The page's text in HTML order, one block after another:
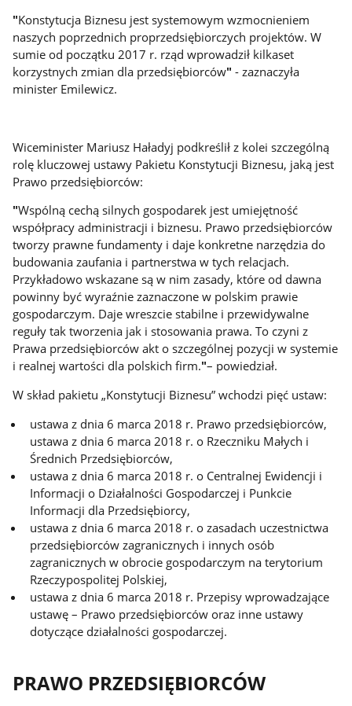
"Konstytucja Biznesu jest systemowym wzmocnieniem
naszych poprzednich proprzedsiębiorczych projektów. W
sumie od początku 2017 r. rząd wprowadził kilkaset
korzystnych zmian dla przedsiębiorców" - zaznaczyła
minister Emilewicz.
Wiceminister Mariusz Haładyj podkreślił z kolei szczególną
rolę kluczowej ustawy Pakietu Konstytucji Biznesu, jaką jest
Prawo przedsiębiorców:
"Wspólną cechą silnych gospodarek jest umiejętność
współpracy administracji i biznesu. Prawo przedsiębiorców
tworzy prawne fundamenty i daje konkretne narzędzia do
budowania zaufania i partnerstwa w tych relacjach.
Przykładowo wskazane są w nim zasady, które od dawna
powinny być wyraźnie zaznaczone w polskim prawie
gospodarczym. Daje wreszcie stabilne i przewidywalne
reguły tak tworzenia jak i stosowania prawa. To czyni z
Prawa przedsiębiorców akt o szczególnej pozycji w systemie
i realnej wartości dla polskich firm."– powiedział.
W skład pakietu „Konstytucji Biznesu” wchodzi pięć ustaw:
ustawa z dnia 6 marca 2018 r. Prawo przedsiębiorców,
ustawa z dnia 6 marca 2018 r. o Rzeczniku Małych i
Średnich Przedsiębiorców,
ustawa z dnia 6 marca 2018 r. o Centralnej Ewidencji i
Informacji o Działalności Gospodarczej i Punkcie
Informacji dla Przedsiębiorcy,
ustawa z dnia 6 marca 2018 r. o zasadach uczestnictwa
przedsiębiorców zagranicznych i innych osób
zagranicznych w obrocie gospodarczym na terytorium
Rzeczypospolitej Polskiej,
ustawa z dnia 6 marca 2018 r. Przepisy wprowadzające
ustawę – Prawo przedsiębiorców oraz inne ustawy
dotyczące działalności gospodarczej.
PRAWO PRZEDSIĘBIORCÓW